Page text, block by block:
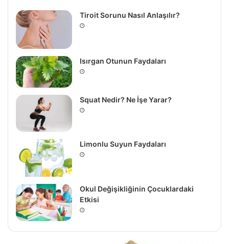
Tiroit Sorunu Nasıl Anlaşılır?
Isırgan Otunun Faydaları
Squat Nedir? Ne İşe Yarar?
Limonlu Suyun Faydaları
Okul Değişikliğinin Çocuklardaki
Etkisi